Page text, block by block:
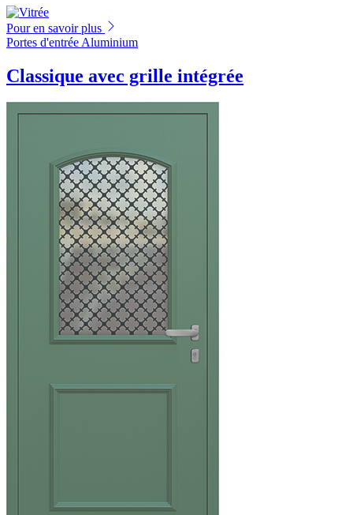
Pour en savoir plus
Portes d'entrée Aluminium
Classique avec grille intégrée